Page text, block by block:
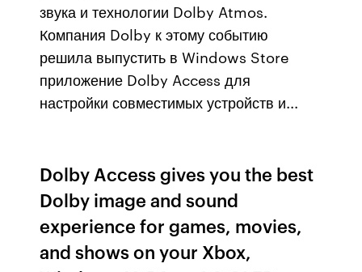
звука и технологии Dolby Atmos.
Компания Dolby к этому событию
решила выпустить в Windows Store
приложение Dolby Access для
настройки совместимых устройств и...
Dolby Access gives you the best
Dolby image and sound
experience for games, movies,
and shows on your Xbox,